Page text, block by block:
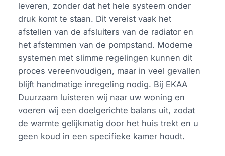
leveren, zonder dat het hele systeem onder
druk komt te staan. Dit vereist vaak het
afstellen van de afsluiters van de radiator en
het afstemmen van de pompstand. Moderne
systemen met slimme regelingen kunnen dit
proces vereenvoudigen, maar in veel gevallen
blijft handmatige inregeling nodig. Bij EKAA
Duurzaam luisteren wij naar uw woning en
voeren wij een doelgerichte balans uit, zodat
de warmte gelijkmatig door het huis trekt en u
geen koud in een specifieke kamer houdt.